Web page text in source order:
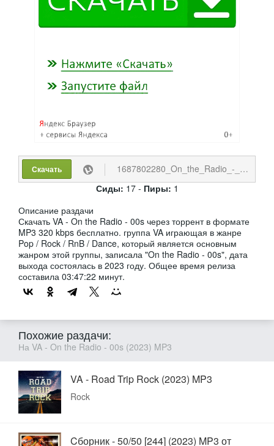
Скачать
1687802280_On_the_Radio_-_00s_2023.torrent
Сиды: 17 - Пиры: 1
Описание раздачи
Скачать VA - On the Radio - 00s через торрент в формате
MP3 320 kbps бесплатно. группа VA играющая в жанре
Pop / Rock / RnB / Dance, который является основным
жанром этой группы, записала "On the Radio - 00s", дата
выхода состоялась в 2023 году. Общее время релиза
составила 03:47:22 минут.
Похожие раздачи:
На VA - On the Radio - 00s (2023) MP3
VA - Road Trip Rock (2023) MP3
Rock
Cборник - 50/50 [244] (2023) MP3 от